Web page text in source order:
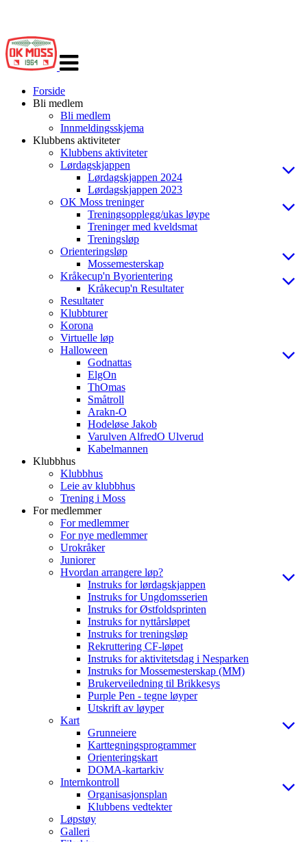
navigasjon
Forside
Bli medlem
Bli medlem
Innmeldingsskjema
Klubbens aktiviteter
Klubbens aktiviteter
Lørdagskjappen
Lørdagskjappen 2024
Lørdagskjappen 2023
OK Moss treninger
Treningsopplegg/ukas løype
Treninger med kveldsmat
Treningsløp
Orienteringsløp
Mossemesterskap
Kråkecup'n Byorientering
Kråkecup'n Resultater
Resultater
Klubbturer
Korona
Virtuelle løp
Halloween
Godnattas
ElgOn
ThOmas
Småtroll
Arakn-O
Hodeløse Jakob
Varulven AlfredO Ulverud
Kabelmannen
Klubbhus
Klubbhus
Leie av klubbhus
Trening i Moss
For medlemmer
For medlemmer
For nye medlemmer
Urokråker
Juniorer
Hvordan arrangere løp?
Instruks for lørdagskjappen
Instruks for Ungdomsserien
Instruks for Østfoldsprinten
Instruks for nyttårsløpet
Instruks for treningsløp
Rekruttering CF-løpet
Instruks for aktivitetsdag i Nesparken
Instruks for Mossemesterskap (MM)
Brukerveiledning til Brikkesys
Purple Pen - tegne løyper
Utskrift av løyper
Kart
Grunneiere
Karttegningsprogrammer
Orienteringskart
DOMA-kartarkiv
Internkontroll
Organisasjonsplan
Klubbens vedtekter
Løpstøy
Galleri